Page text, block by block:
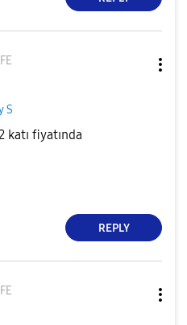
S
katı fiyatında
REPLY